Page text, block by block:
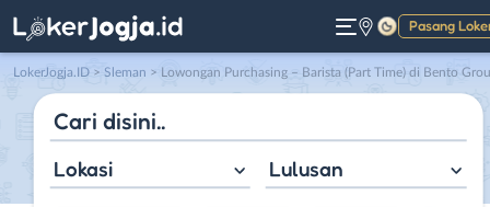
Pasang
Gelap
LokerJogja.ID > Sleman > Lowongan Purchasing – Barista (Part Time) di Bento Group Indonesia
Lokasi Lulusan